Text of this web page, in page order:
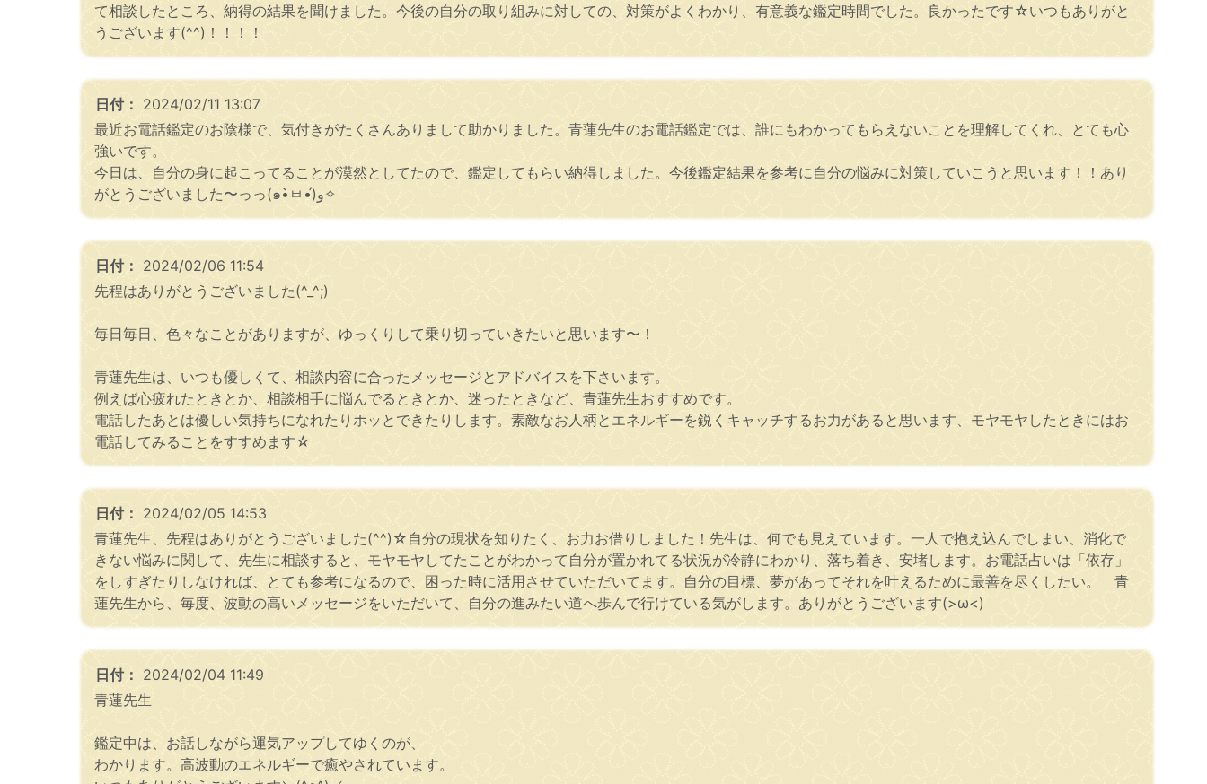
て相談したところ、納得の結果を聞けました。今後の自分の取り組みに対しての、対策がよくわかり、有意義な鑑定時間でした。良かったです☆いつもありがと
うございます(^^)！！！！
日付： 2024/02/11 13:07
最近お電話鑑定のお陰様で、気付きがたくさんありまして助かりました。青蓮先生のお電話鑑定では、誰にもわかってもらえないことを理解してくれ、とても心
強いです。
今日は、自分の身に起こってることが漠然としてたので、鑑定してもらい納得しました。今後鑑定結果を参考に自分の悩みに対策していこうと思います！！あり
がとうございました〜っっ(๑•̀ㅂ•́)و✧
日付： 2024/02/06 11:54
先程はありがとうございました(^_^;)
毎日毎日、色々なことがありますが、ゆっくりして乗り切っていきたいと思います〜！
青蓮先生は、いつも優しくて、相談内容に合ったメッセージとアドバイスを下さいます。
例えば心疲れたときとか、相談相手に悩んでるときとか、迷ったときなど、青蓮先生おすすめです。
電話したあとは優しい気持ちになれたりホッとできたりします。素敵なお人柄とエネルギーを鋭くキャッチするお力があると思います、モヤモヤしたときにはお
電話してみることをすすめます☆
日付： 2024/02/05 14:53
青蓮先生、先程はありがとうございました(^^)☆自分の現状を知りたく、お力お借りしました！先生は、何でも見えています。一人で抱え込んでしまい、消化で
きない悩みに関して、先生に相談すると、モヤモヤしてたことがわかって自分が置かれてる状況が冷静にわかり、落ち着き、安堵します。お電話占いは「依存」
をしすぎたりしなければ、とても参考になるので、困った時に活用させていただいてます。自分の目標、夢があってそれを叶えるために最善を尽くしたい。 青
蓮先生から、毎度、波動の高いメッセージをいただいて、自分の進みたい道へ歩んで行けている気がします。ありがとうございます(>ω<)
日付： 2024/02/04 11:49
青蓮先生
鑑定中は、お話しながら運気アップしてゆくのが、
わかります。高波動のエネルギーで癒やされています。